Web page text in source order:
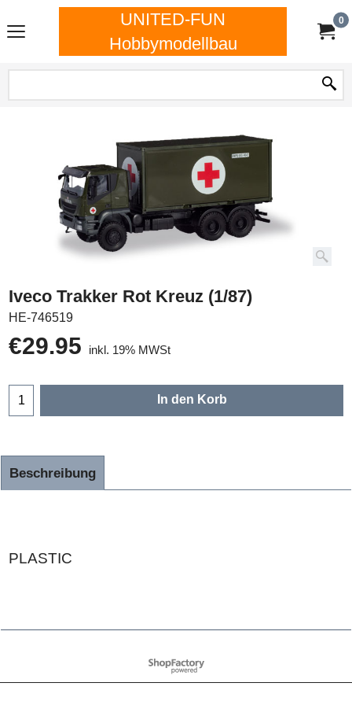
UNITED-FUN
Hobbymodellbau
0
Iveco Trakker Rot Kreuz (1/87)
HE-746519
€29.95 inkl. 19% MWSt
In den Korb
Beschreibung
PLASTIC
WebShop erstellt mit
ShopFactory Shop